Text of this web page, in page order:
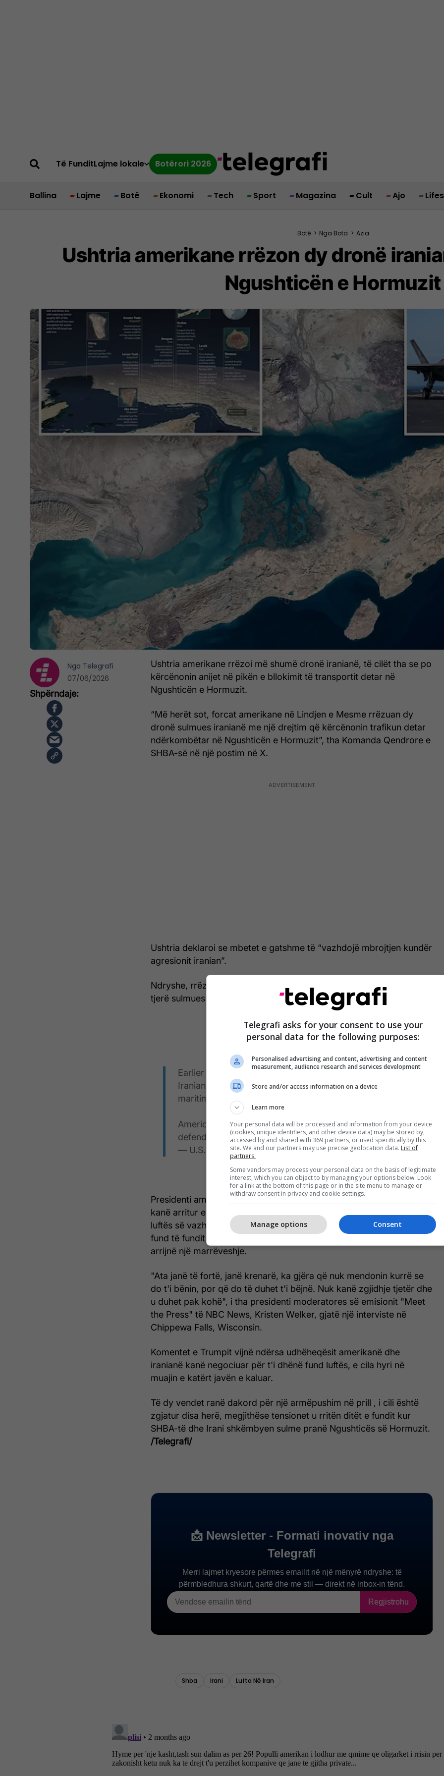
Të FunditLajme lokale Botërori 2026
Ballina Lajme Botë Ekonomi Tech Sport Magazina Cult Ajo
Botë > Nga Bota > Azia
Ushtria amerikane rrëzon dy dronë
Ngushticën e Hormuzit
Ushtria amerikane rrëzoi më shumë dronë iranianë, të cilët tha se po
kërcënonin anijet në pikën e bllokimit të transportit detar në
Ngushticën e Hormuzit.
“Më herët sot, forcat amerikane në Lindjen e Mesme rrëzuan dy
dronë sulmues iranianë me një drejtim që kërcënonin trafikun detar
ndërkombëtar në Ngushticën e Hormuzit”, tha Komanda Qendrore e
SHBA-së në një postim në X.
Ushtria deklaroi se mbetet e gatshme të “vazhdojë mbrojtjen kundër
agresionit iranian”.
Ndryshe, rrëzimi i dronëve vjen pasi SHBA-të rrëzuan katër dronë të
tjerë sulmues të premten.
Earlier today, U.S. forces in the Middle East shot down two
Iranian one-way attack drones that threatened international
maritime traffic in the Strait of Hormuz.
American forces remain postured and ready to continue
defending against Iranian aggression.
— U.S. Central Command (@CENTCOM)June 7, 2026
Presidenti amerikan, Donald Trump, tha se udhëheqësit iranianë nuk
kanë arritur ende një marrëveshje me SHBA-në për t'i dhënë fund
luftës së vazhdueshme sepse janë "të fortë" dhe "krenarë", por në
fund të fundit, shtoi ai, "ata nuk kanë zgjidhje tjetër" përveçse të
arrijnë një marrëveshje.
"Ata janë të fortë, janë krenarë, ka gjëra që nuk mendonin kurrë se
do t'i bënin, por që do të duhet t'i bëjnë. Nuk kanë zgjidhje tjetër dhe
u duhet pak kohë", i tha presidenti moderatores së emisionit "Meet
the Press" të NBC News, Kristen Welker, gjatë një interviste në
Chippewa Falls, Wisconsin.
Komentet e Trumpit vijnë ndërsa udhëheqësit amerikanë dhe
iranianë kanë negociuar për t'i dhënë fund luftës, e cila hyri në
muajin e katërt javën e kaluar.
Të dy vendet ranë dakord për një armëpushim në prill , i cili është
zgjatur disa herë, megjithëse tensionet u rritën ditët e fundit kur
SHBA-të dhe Irani shkëmbyen sulme pranë Ngushticës së Hormuzit.
/Telegrafi/
Nga Telegrafi
07/06/2026
Telegrafi asks for your consent to use your
personal data for the following purposes:
Personalised advertising and content, advertising and content
measurement, audience research and services development
Store and/or access information on a device
Learn more
Your personal data will be processed and information from your device
(cookies, unique identifiers, and other device data) may be stored by,
accessed by and shared with 369 partners, or used specifically by this
site. We and our partners may use precise geolocation data. List of
partners.
Some vendors may process your personal data on the basis of legitimate
interest, which you can object to by managing your options below. Look
for a link at the bottom of this page or in the site menu to manage or
withdraw consent in privacy and cookie settings.
Consent
Manage options